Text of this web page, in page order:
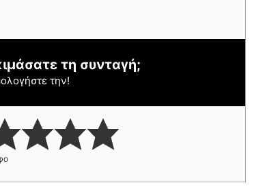
τη συνταγή;
την!